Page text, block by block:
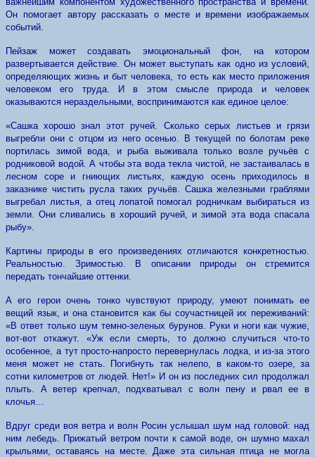
Он помогает автору рассказать о месте и времени изображаемых
событий.
Пейзаж может создавать эмоциональный фон, на котором
развертывается действие. Он может выступать как одно из условий,
определяющих жизнь и быт человека, то есть как место приложения
человеком его труда. И в этом смысле природа и человек
оказываются нераздельными, воспринимаются как единое целое:
«Сашка хорошо знал этот ручей. Сколько серых листьев и грязи
выгребли они с отцом из него осенью. В текущей по болотам реке
портилась зимой вода, и рыба выживала только возле ручьёв с
родниковой водой. А чтобы эта вода текла чистой, не застаивалась в
лесном соре и гниющих листьях, каждую осень приходилось в
заказнике чистить русла таких ручьёв. Сашка железными граблями
выгребал листья, а отец лопатой помогал родничкам выбираться из
земли. Они сливались в хороший ручей, и зимой эта вода спасала
рыбу».
Картины природы в его произведениях отличаются конкретностью.
Реальностью. Зримостью. В описании природы он стремится
передать тончайшие оттенки.
А его герои очень тонко чувствуют природу, умеют понимать ее
вещий язык, и она становится как бы соучастницей их переживаний:
«В ответ только шум темно-зеленых бурунов. Руки и ноги как чужие,
вот-вот откажут. «Уж если смерть, то должно случиться что-то
особенное, а тут просто-напросто перевернулась лодка, и из-за этого
меня может не стать. Погибнуть так нелепо, в каком-то озере, за
сотни километров от людей. Нет!» И он из последних сил продолжал
плыть. А ветер крепчал, подхватывал с волн пену и рвал ее в
клочья…
Вдруг среди воя ветра и волн Росин услышал шум над головой: над
ним лебедь. Прижатый ветром почти к самой воде, он шумно махал
крыльями, оставаясь на месте. Даже эта сильная птица не могла